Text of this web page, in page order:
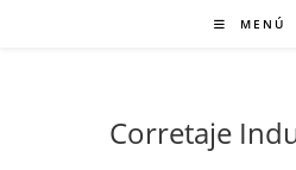
MENÚ
Corretaje